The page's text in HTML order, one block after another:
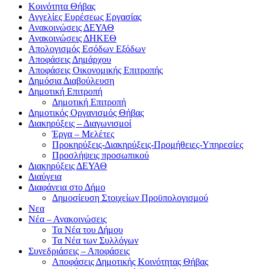
Kοινότητα Θήβας
Αγγελίες Ευρέσεως Εργασίας
Ανακοινώσεις ΔΕΥΑΘ
Ανακοινώσεις ΔΗΚΕΘ
Απολογισμός Εσόδων Εξόδων
Αποφάσεις Δημάρχου
Αποφάσεις Οικονομικής Επιτροπής
Δημόσια Διαβούλευση
Δημοτική Επιτροπή
Δημοτική Επιτροπή
Δημοτικός Οργανισμός Θήβας
Διακηρύξεις – Διαγωνισμοί
Έργα – Μελέτες
Προκηρύξεις-Διακηρύξεις-Προμήθειες-Υπηρεσίες
Προσλήψεις προσωπικού
Διακηρύξεις ΔΕΥΑΘ
Διαύγεια
Διαφάνεια στο Δήμο
Δημοσίευση Στοιχείων Προϋπολογισμού
Νεα
Νέα – Ανακοινώσεις
Τα Νέα του Δήμου
Τα Νέα των Συλλόγων
Συνεδριάσεις – Αποφάσεις
Αποφάσεις Δημοτικής Κοινότητας Θήβας